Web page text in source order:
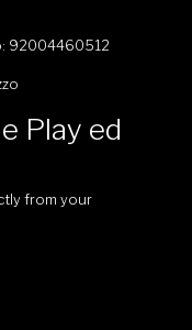
92004460512
Play ed
from your